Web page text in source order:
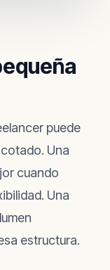
puede
Una
cuando
Una
estructura.